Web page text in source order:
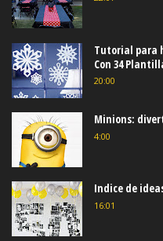
Tutorial para
Con 34
20:00
Minions:
4:00
Indice de
16:01